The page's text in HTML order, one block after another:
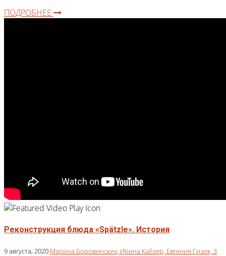
ПОДРОБНЕЕ
Реконструкция блюда «Spätzle». История
9 августа, 2020 Марина Боровинских, Ирина Кайзер, Евгения Гизик, 3